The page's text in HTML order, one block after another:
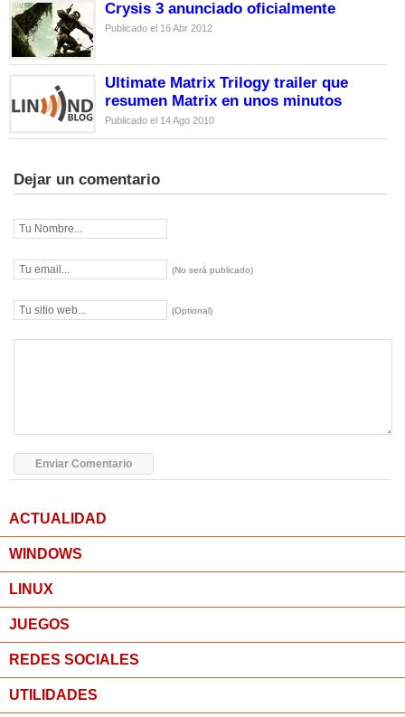
Crysis 3 anunciado oficialmente
Publicado el 16 Abr 2012
Ultimate Matrix Trilogy trailer que
resumen Matrix en unos minutos
Publicado el 14 Ago 2010
Dejar un comentario
(No será publicado)
(Optional)
ACTUALIDAD
WINDOWS
LINUX
JUEGOS
REDES SOCIALES
UTILIDADES